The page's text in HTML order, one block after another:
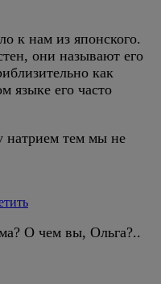
к нам из японского.
они называют его
как
языке его часто
натрием тем мы не
О чем вы, Ольга?..